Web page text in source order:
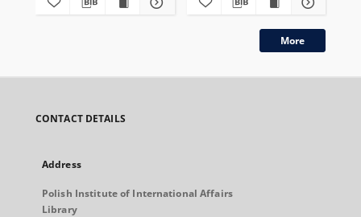
More
CONTACT DETAILS
Address
Polish Institute of International Affairs
Library